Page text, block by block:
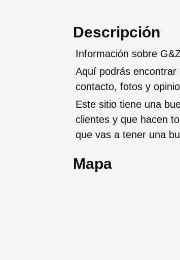
Descripción
Información sobre
Aquí podrás encontrar
contacto, fotos y
Este sitio tiene una
clientes y que hacen
que vas a tener una
Mapa